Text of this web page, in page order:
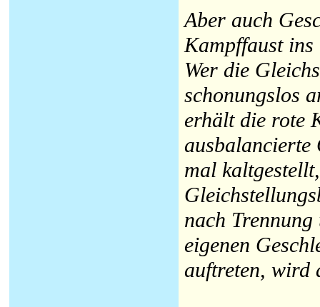
Aber auch
Kampffaust ins
Wer die
schonungslos
erhält die rote
ausbalancierte
mal
nach
eigenen
auftreten, wird